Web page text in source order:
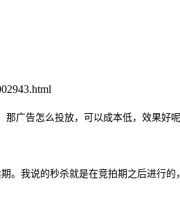
广告怎么投放，可以成本低，效果好呢
。我说的秒杀就是在竞拍期之后进行